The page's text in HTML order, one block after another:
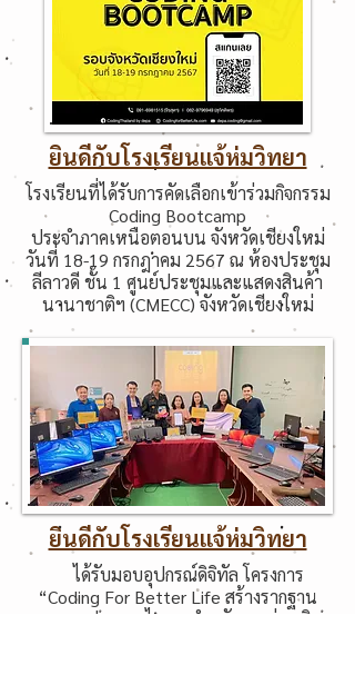
ยินดีกับโรงเรียนแจ้ห่มวิทยา
โรงเรียนที่ได้รับการคัดเลือกเข้าร่วมกิจกรรม
Coding Bootcamp
ประจำภาคเหนือตอนบน จังหวัดเชียงใหม่
วันที่ 18-19 กรกฎาคม 2567 ณ ห้องประชุม
ลีลาวดี ชั้น 1 ศูนย์ประชุมและแสดงสินค้า
นานาชาติฯ (CMECC) จังหวัดเชียงใหม่
ยินดีกับโรงเรียนแจ้ห่มวิทยา
ได้รับมอบอุปกรณ์ดิจิทัล โครงการ
“Coding For Better Life สร้างรากฐาน
อนาคตประเทศไทย” สำหรับการส่งเสริม